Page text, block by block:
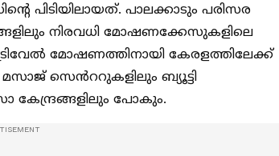
പിടിയിലായത്. പാലക്കാടും പരിസര
നിരവധി മോഷണക്കേസുകളിലെ
മോഷണത്തിനായി കേരളത്തിലേക്ക്
സെൻററുകളിലും ബ്യൂട്ടി
കേന്ദ്രങ്ങളിലും പോകും.